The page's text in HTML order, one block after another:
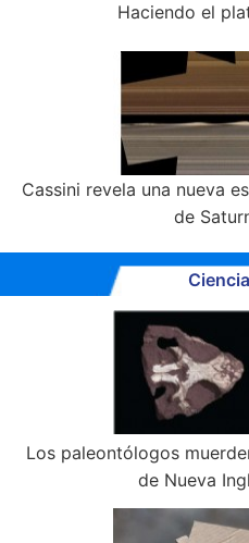
Haciendo el
Cassini revela una nueva
de
Ciencia
Los paleontólogos
de Nueva